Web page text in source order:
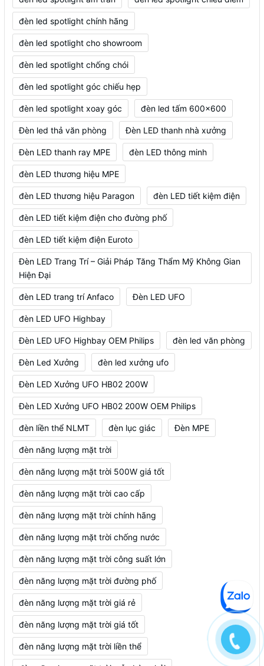
đèn led spotlight chính hãng
đèn led spotlight cho showroom
đèn led spotlight chống chói
đèn led spotlight góc chiếu hẹp
đèn led spotlight xoay góc đèn led tấm 600x600
Đèn led thả văn phòng Đèn LED thanh nhà xưởng
Đèn LED thanh ray MPE đèn LED thông minh
đèn LED thương hiệu MPE
đèn LED thương hiệu Paragon đèn LED tiết kiệm điện
đèn LED tiết kiệm điện cho đường phố
đèn LED tiết kiệm điện Euroto
Đèn LED Trang Trí – Giải Pháp Tăng Thẩm Mỹ Không Gian
Hiện Đại
đèn LED trang trí Anfaco Đèn LED UFO
đèn LED UFO Highbay
Đèn LED UFO Highbay OEM Philips đèn led văn phòng
Đèn Led Xưởng đèn led xưởng ufo
Đèn LED Xưởng UFO HB02 200W
Đèn LED Xưởng UFO HB02 200W OEM Philips
đèn liền thể NLMT đèn lục giác Đèn MPE
đèn năng lượng mặt trời
đèn năng lượng mặt trời 500W giá tốt
đèn năng lượng mặt trời cao cấp
đèn năng lượng mặt trời chính hãng
đèn năng lượng mặt trời chống nước
đèn năng lượng mặt trời công suất lớn
đèn năng lượng mặt trời đường phố
đèn năng lượng mặt trời giá rẻ
đèn năng lượng mặt trời giá tốt
đèn năng lượng mặt trời liền thể